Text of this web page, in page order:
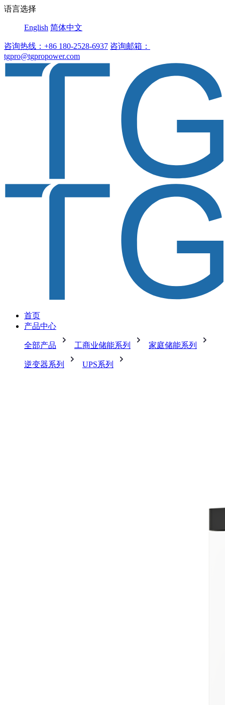
语言选择
English 简体中文
咨询热线：+86 180-2528-6937 咨询邮箱：
tgpro@tgpropower.com
首页
产品中心
全部产品 工商业储能系列 家庭储能系列
逆变器系列 UPS系列